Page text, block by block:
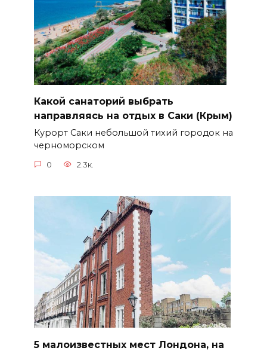
Какой санаторий выбрать
направляясь на отдых в Саки (Крым)
Курорт Саки небольшой тихий городок на
черноморском
0 2.3к.
5 малоизвестных мест Лондона, на